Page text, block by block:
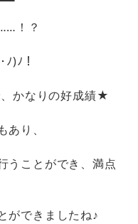
！？
)ﾉ！
かなりの好成績★
り、
うことができ、満点
ができましたね♪